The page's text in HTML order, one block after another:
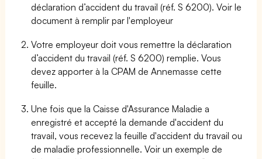
déclaration d’accident du travail (réf. S 6200). Voir le
document à remplir par l'employeur
Votre employeur doit vous remettre la déclaration
d’accident du travail (réf. S 6200) remplie. Vous
devez apporter à la CPAM de Annemasse cette
feuille.
Une fois que la Caisse d'Assurance Maladie a
enregistré et accepté la demande d'accident du
travail, vous recevez la feuille d'accident du travail ou
de maladie professionnelle. Voir un exemple de